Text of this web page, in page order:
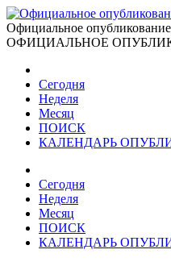
Официальное
ОФИЦИАЛЬНОЕ
Сегодня
Неделя
Месяц
ПОИСК
КАЛЕНДАРЬ
Сегодня
Неделя
Месяц
ПОИСК
КАЛЕНДАРЬ